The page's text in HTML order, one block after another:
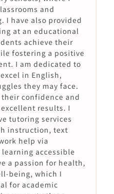
and
I have also provided
at an educational
achieve their
fostering a positive
I am dedicated to
in English,
they may face.
confidence and
results. I
tutoring services
instruction, text
help via
accessible
a passion for health,
being, which I
for academic